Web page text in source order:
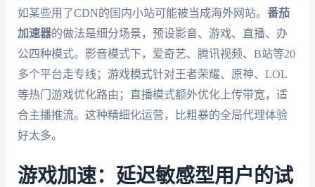
如某些用了CDN的国内小站可能被当成海外网站。 番茄
加速器的做法是细分场景，预设影音、游戏、直播、办
公四种模式。影音模式下，爱奇艺、腾讯视频、B站等20
多个平台走专线；游戏模式针对王者荣耀、原神、LOL
等热门游戏优化路由；直播模式额外优化上传带宽，适
合主播推流。这种精细化运营，比粗暴的全局代理体验
好太多。
游戏加速：延迟敏感型用户的试